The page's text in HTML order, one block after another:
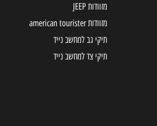
מזוודות JEEP
מזוודות american tourister
תיקי גב למחשב נייד
תיקי צד למחשב נייד